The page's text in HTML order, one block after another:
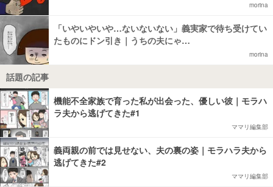
morina
「いやいやいや…ないないない」義実家で待ち受けてい
たものにドン引き｜うちの夫にゃ…
morina
話題の記事
機能不全家族で育った私が出会った、優しい彼｜モラハ
ラ夫から逃げてきた#1
ママリ編集部
義両親の前では見せない、夫の裏の姿｜モラハラ夫から
逃げてきた#2
ママリ編集部